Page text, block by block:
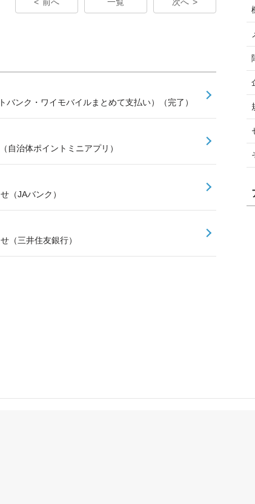
ンク・ワイモバイルまとめて支払い）（完了）
自治体ポイントミニアプリ）
（JAバンク）
（三井住友銀行）